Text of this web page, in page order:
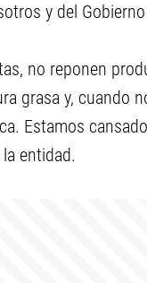
y del
no reponen
grasa y, cuando
Estamos
entidad.